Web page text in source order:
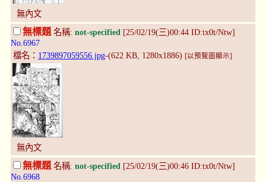
無內文
無標題名稱: not-specified [25/02/19(三)00:44 ID:tx0t/Ntw]
No.6967
檔名： 1739897059556.jpg-(622 KB, 1280x1886) [以預覽圖顯示]
無內文
無標題 名稱: not-specified [25/02/19(三)00:46 ID:tx0t/Ntw]
No.6968